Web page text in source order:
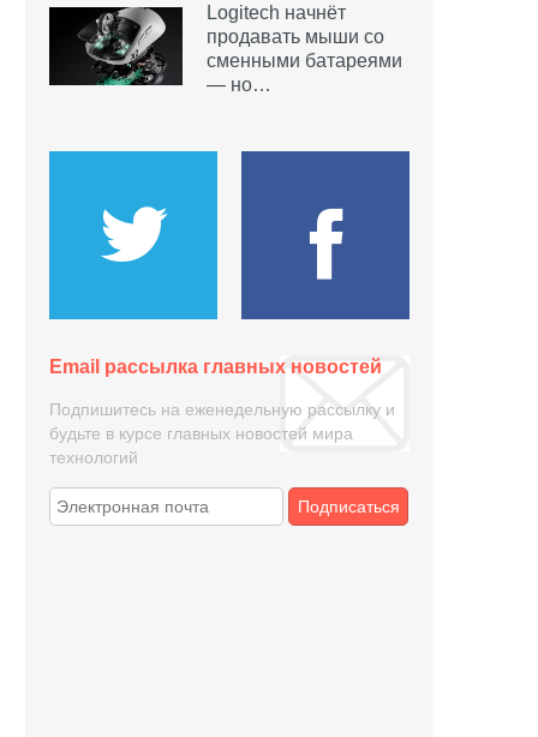
Logitech начнёт
продавать мыши со
сменными батареями
— но…
Email рассылка главных новостей
Подпишитесь на еженедельную рассылку и
будьте в курсе главных новостей мира
технологий
Подписаться